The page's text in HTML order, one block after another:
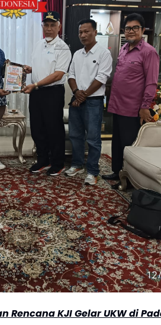
KJI Gelar UKW di